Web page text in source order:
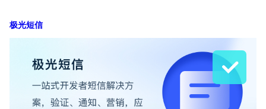
极光短信